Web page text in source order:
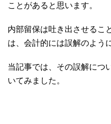
ことがあると思います。
内部留保は吐き出させるこ
は、会計的には誤解のよう
当記事では、その誤解につ
いてみました。